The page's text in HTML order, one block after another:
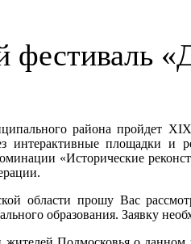
фестиваль
района пройдет
интерактивные площадки и
«Исторические
области прошу Вас
образования. Заявку